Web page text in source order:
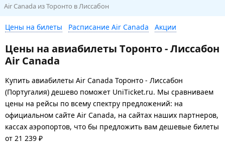
Air Canada из Торонто в Лиссабон
Цены на билеты Расписание Air Canada Акции
Цены на авиабилеты Торонто - Лиссабон
Air Canada
Купить авиабилеты Air Canada Торонто - Лиссабон
(Португалия) дешево поможет UniTicket.ru. Мы сравниваем
цены на рейсы по всему спектру предложений: на
официальном сайте Air Canada, на сайтах наших партнеров,
кассах аэропортов, что бы предложить вам дешевые билеты
от 21 239 ₽